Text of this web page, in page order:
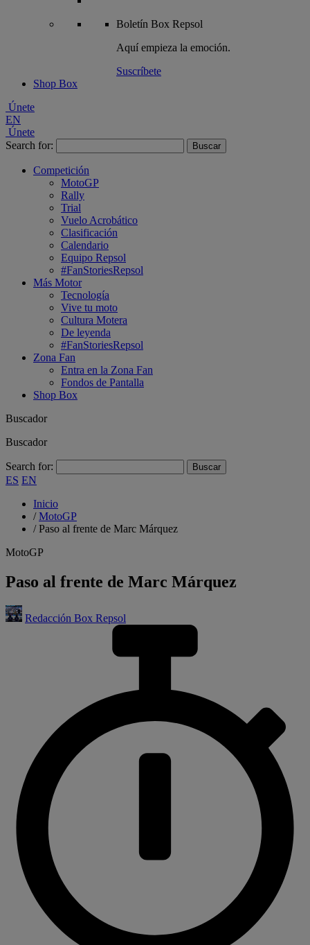
Boletín Box Repsol
Aquí empieza la emoción.
Suscríbete
Shop Box
Únete
EN
Únete
Search for:
Competición
MotoGP
Rally
Trial
Vuelo Acrobático
Clasificación
Calendario
Equipo Repsol
#FanStoriesRepsol
Más Motor
Tecnología
Vive tu moto
Cultura Motera
De leyenda
#FanStoriesRepsol
Zona Fan
Entra en la Zona Fan
Fondos de Pantalla
Shop Box
Buscador
Buscador
Search for:
ES EN
Inicio
/MotoGP
/Paso al frente de Marc Márquez
MotoGP
Paso al frente de Marc Márquez
Redacción Box Repsol